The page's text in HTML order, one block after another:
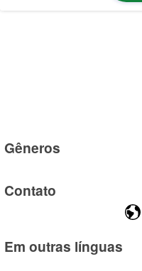
Gêneros
Contato
Em outras línguas